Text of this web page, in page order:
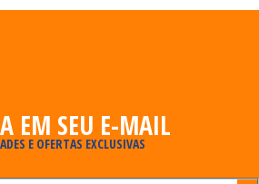
EM SEU E-MAIL
E OFERTAS EXCLUSIVAS